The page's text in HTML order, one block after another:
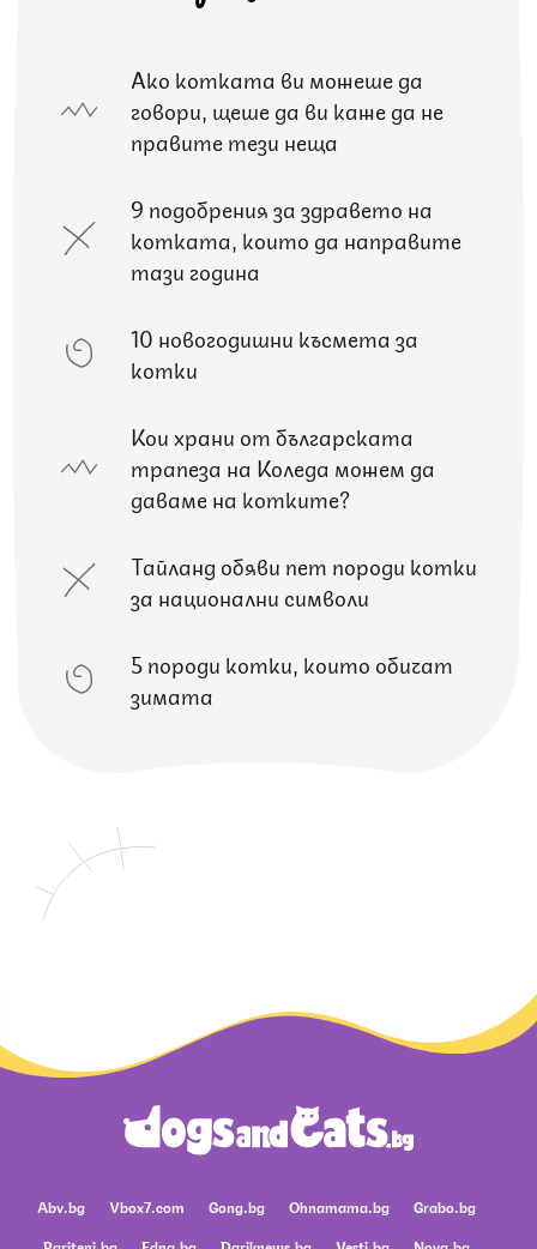
Ако котката ви можеше да
говори, щеше да ви каже да не
правите тези неща
9 подобрения за здравето на
котката, които да направите
тази година
10 новогодишни късмета за
котки
Кои храни от българската
трапеза на Коледа можем да
даваме на котките?
Тайланд обяви пет породи котки
за национални символи
5 породи котки, които обичат
зимата
Abv.bg Vbox7.com Gong.bg Ohnamama.bg
Grabo.bg